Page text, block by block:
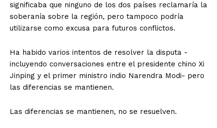
significaba que ninguno de los dos países reclamaría la
soberanía sobre la región, pero tampoco podría
utilizarse como excusa para futuros conflictos.
Ha habido varios intentos de resolver la disputa -
incluyendo conversaciones entre el presidente chino Xi
Jinping y el primer ministro indio Narendra Modi- pero
las diferencias se mantienen.
Las diferencias se mantienen, no se resuelven.